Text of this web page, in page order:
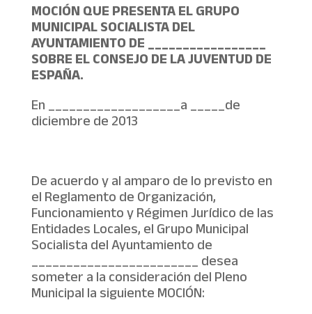
MOCIÓN QUE PRESENTA EL GRUPO
MUNICIPAL SOCIALISTA DEL
AYUNTAMIENTO DE _________________
SOBRE EL CONSEJO DE LA JUVENTUD DE
ESPAÑA.
En ___________________a _____de
diciembre de 2013
De acuerdo y al amparo de lo previsto en
el Reglamento de Organización,
Funcionamiento y Régimen Jurídico de las
Entidades Locales, el Grupo Municipal
Socialista del Ayuntamiento de
________________________ desea
someter a la consideración del Pleno
Municipal la siguiente MOCIÓN: